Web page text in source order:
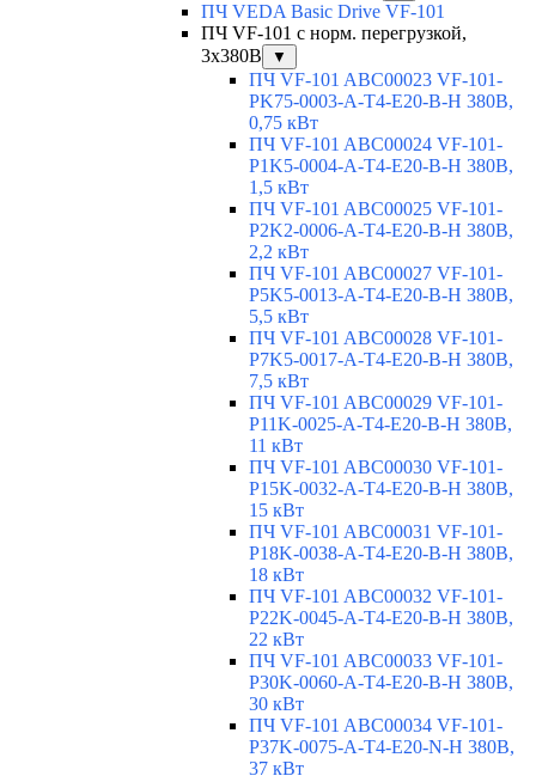
ПЧ VEDA Basic Drive VF-101
ПЧ VF-101 с норм. перегрузкой,
3х380В
▼
ПЧ VF-101 ABC00023 VF-101-
PK75-0003-A-T4-E20-B-H 380В,
0,75 кВт
ПЧ VF-101 ABC00024 VF-101-
P1K5-0004-A-T4-E20-B-H 380В,
1,5 кВт
ПЧ VF-101 ABC00025 VF-101-
P2K2-0006-A-T4-E20-B-H 380В,
2,2 кВт
ПЧ VF-101 ABC00027 VF-101-
P5K5-0013-A-T4-E20-B-H 380В,
5,5 кВт
ПЧ VF-101 ABC00028 VF-101-
P7K5-0017-A-T4-E20-B-H 380В,
7,5 кВт
ПЧ VF-101 ABC00029 VF-101-
P11K-0025-A-T4-E20-B-H 380В,
11 кВт
ПЧ VF-101 ABC00030 VF-101-
P15K-0032-A-T4-E20-B-H 380В,
15 кВт
ПЧ VF-101 ABC00031 VF-101-
P18K-0038-A-T4-E20-B-H 380В,
18 кВт
ПЧ VF-101 ABC00032 VF-101-
P22K-0045-A-T4-E20-B-H 380В,
22 кВт
ПЧ VF-101 ABC00033 VF-101-
P30K-0060-A-T4-E20-B-H 380В,
30 кВт
ПЧ VF-101 ABC00034 VF-101-
P37K-0075-A-T4-E20-N-H 380В,
37 кВт